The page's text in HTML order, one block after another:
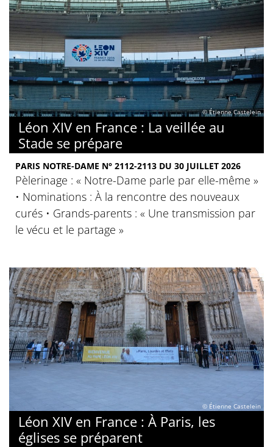
© Étienne Castelein
Léon XIV en France : La veillée au
Stade se prépare
PARIS NOTRE-DAME N° 2112-2113 DU 30 JUILLET 2026
Pèlerinage : « Notre-Dame parle par elle-même »
• Nominations : À la rencontre des nouveaux
curés • Grands-parents : « Une transmission par
le vécu et le partage »
© Étienne Castelein
Léon XIV en France : À Paris, les
églises se préparent